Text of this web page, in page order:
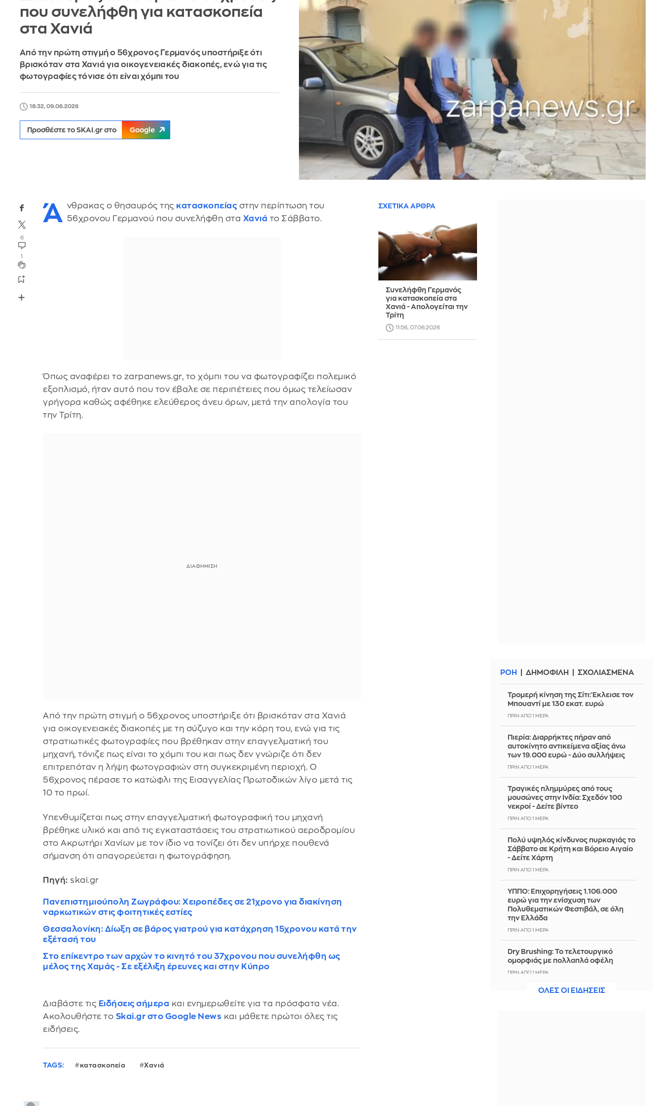
που συνελήφθη για κατασκοπεία
στα Χανιά
Από την πρώτη στιγμή ο 56χρονος Γερμανός υποστήριξε ότι
βρισκόταν στα Χανιά για οικογενειακές διακοπές, ενώ για τις
φωτογραφίες τόνισε ότι είναι χόμπι του
18:32, 09.06.2026
Προσθέστε το SKAI.gr στο Google
6
1
Ά νθρακας ο θησαυρός της κατασκοπείας στην περίπτωση του
56χρονου Γερμανού που συνελήφθη στα Χανιά το Σάββατο.
Όπως αναφέρει το zarpanews.gr, το χόμπι του να φωτογραφίζει πολεμικό
εξοπλισμό, ήταν αυτό που τον έβαλε σε περιπέτειες που όμως τελείωσαν
γρήγορα καθώς αφέθηκε ελεύθερος άνευ όρων, μετά την απολογία του
την Τρίτη.
Από την πρώτη στιγμή ο 56χρονος υποστήριξε ότι βρισκόταν στα Χανιά
για οικογενειακές διακοπές με τη σύζυγο και την κόρη του, ενώ για τις
στρατιωτικές φωτογραφίες που βρέθηκαν στην επαγγελματική του
μηχανή, τόνιζε πως είναι το χόμπι του και πως δεν γνώριζε ότι δεν
επιτρεπόταν η λήψη φωτογραφιών στη συγκεκριμένη περιοχή. Ο
56χρονος πέρασε το κατώφλι της Εισαγγελίας Πρωτοδικών λίγο μετά τις
10 το πρωί.
Υπενθυμίζεται πως στην επαγγελματική φωτογραφική του μηχανή
βρέθηκε υλικό και από τις εγκαταστάσεις του στρατιωτικού αεροδρομίου
στο Ακρωτήρι Χανίων με τον ίδιο να τονίζει ότι δεν υπήρχε πουθενά
σήμανση ότι απαγορεύεται η φωτογράφηση.
Πηγή: skai.gr
Πανεπιστημιούπολη Ζωγράφου: Χειροπέδες σε 21χρονο για διακίνηση
ναρκωτικών στις φοιτητικές εστίες
Θεσσαλονίκη: Δίωξη σε βάρος γιατρού για κατάχρηση 15χρονου κατά την
εξέτασή του
Στο επίκεντρο των αρχών το κινητό του 37χρονου που συνελήφθη ως
μέλος της Χαμάς - Σε εξέλιξη έρευνες και στην Κύπρο
Διαβάστε τις Ειδήσεις σήμερα και ενημερωθείτε για τα πρόσφατα νέα.
Ακολουθήστε το Skai.gr στο Google News και μάθετε πρώτοι όλες τις
ειδήσεις.
TAGS: κατασκοπεία Χανιά
ΣΧΕΤΙΚΑ ΑΡΘΡΑ
Συνελήφθη Γερμανός
για κατασκοπεία στα
Χανιά - Απολογείται την
Τρίτη
11:56, 07.06.2026
ΡΟΗ ΔΗΜΟΦΙΛΗ ΣΧΟΛΙΑΣΜΕΝΑ
Τρομερή κίνηση της Σίτι: Έκλεισε τον
Μπουαντί με 130 εκατ. ευρώ
ΠΡΙΝ ΑΠΌ 1 ΜΈΡΑ
Πιερία: Διαρρήκτες πήραν από
αυτοκίνητο αντικείμενα αξίας άνω
των 19.000 ευρώ - Δύο συλλήψεις
ΠΡΙΝ ΑΠΌ 1 ΜΈΡΑ
Τραγικές πλημμύρες από τους
μουσώνες στην Ινδία: Σχεδόν 100
νεκροί - Δείτε βίντεο
ΠΡΙΝ ΑΠΌ 1 ΜΈΡΑ
Πολύ υψηλός κίνδυνος πυρκαγιάς το
Σάββατο σε Κρήτη και Βόρειο Αιγαίο
- Δείτε Χάρτη
ΠΡΙΝ ΑΠΌ 1 ΜΈΡΑ
ΥΠΠΟ: Επιχορηγήσεις 1.106.000
ευρώ για την ενίσχυση των
Πολυθεματικών Φεστιβάλ, σε όλη
την Ελλάδα
ΠΡΙΝ ΑΠΌ 1 ΜΈΡΑ
Dry Brushing: Το τελετουργικό
ομορφιάς με πολλαπλά οφέλη
ΠΡΙΝ ΑΠΌ 1 ΜΈΡΑ
ΙΣΑ: Έκκληση για εντατικοποίηση
ΟΛΕΣ ΟΙ ΕΙΔΗΣΕΙΣ